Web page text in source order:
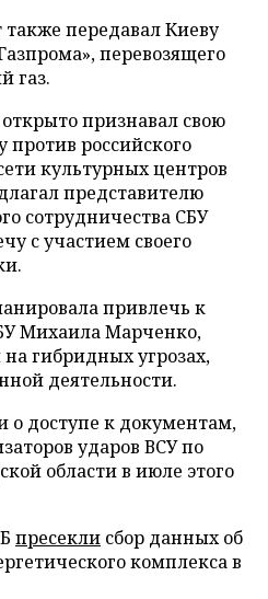
передавал Киеву
перевозящего
газ.
признавал свою
против российского
культурных центров
представителю
сотрудничества СБУ
с участием своего
привлечь к
Михаила Марченко,
гибридных угрозах,
деятельности.
о доступе к документам,
ударов ВСУ по
области в июле этого
пресекли сбор данных об
комплекса в